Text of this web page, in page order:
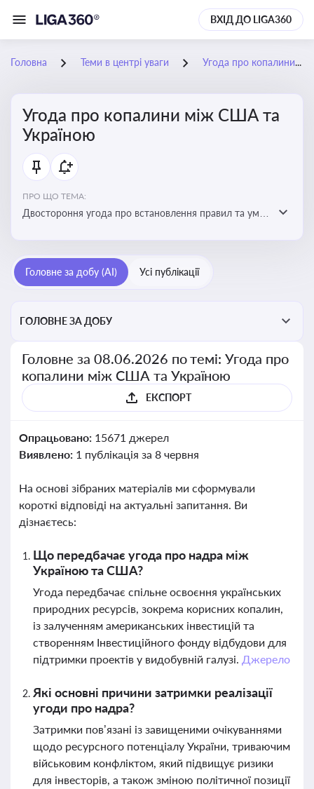
ВХІД ДО LIGA360
Головна Теми в центрі уваги Угода про копалини між США та Україною
Угода про копалини між США та
Україною
ПРО ЩО ТЕМА:
Двостороння угода про встановлення правил та умов
перспективи України
Головне за добу (AI) Усі публікації
ГОЛОВНЕ ЗА ДОБУ
Головне за 08.06.2026 по темі: Угода про
копалини між США та Україною
ЕКСПОРТ
Опрацьовано: 15671 джерел
Виявлено: 1 публікація за 8 червня
На основі зібраних матеріалів ми сформували
короткі відповіді на актуальні запитання. Ви
дізнаєтесь:
Що передбачає угода про надра між
Україною та США?
Угода передбачає спільне освоєння українських
природних ресурсів, зокрема корисних копалин,
із залученням американських інвестицій та
створенням Інвестиційного фонду відбудови для
підтримки проектів у видобувній галузі. Джерело
Які основні причини затримки реалізації
угоди про надра?
Затримки пов’язані із завищеними очікуваннями
щодо ресурсного потенціалу України, триваючим
військовим конфліктом, який підвищує ризики
для інвесторів, а також зміною політичної позиції